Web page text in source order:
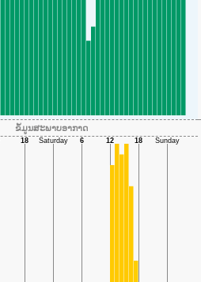
ຂໍ້ມູນສະພາບອາກາດ